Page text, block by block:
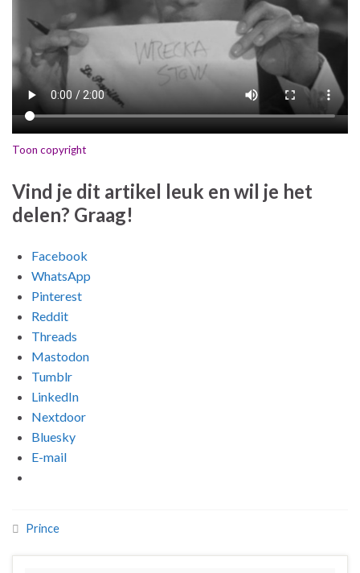
Toon copyright
Vind je dit artikel leuk en wil je het
delen? Graag!
Facebook
WhatsApp
Pinterest
Reddit
Threads
Mastodon
Tumblr
LinkedIn
Nextdoor
Bluesky
E-mail
Prince